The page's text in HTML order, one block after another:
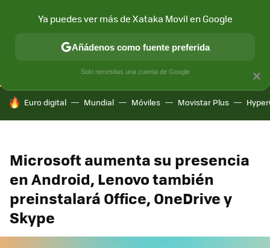
CONECTIVIDAD MÓVIL Y SOCIEDAD APLICACIONES
HOY SE HABLA DE
Euro digital Mundial Móviles Movistar Plus
Microsoft aumenta su presencia
en Android, Lenovo también
preinstalará Office, OneDrive y
Skype
×
Ya puedes ver más de Xataka Movil en Google
Añádenos como fuente preferida
Solo necesitas una cuenta de Google